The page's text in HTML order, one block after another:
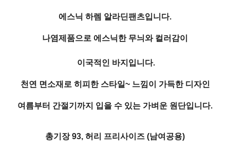
에스닉 하렘 알라딘팬츠입니다.
나염제품으로 에스닉한 무늬와 컬러감이
이국적인 바지입니다.
천연 면소재로 히피한 스타일~ 느낌이 가득한 디자인
여름부터 간절기까지 입을 수 있는 가벼운 원단입니다.
총기장 93, 허리 프리사이즈 (남여공용)